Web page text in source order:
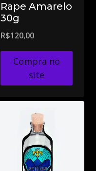
Rape Amarelo
30g
R$120,00
Compra no
site